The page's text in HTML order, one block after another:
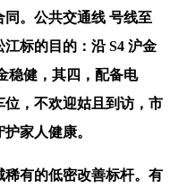
。公共交通线 号线至
标的目的：沿 S4 沪金
稳健，其四，配备电
，不欢迎姑且到访，市
家人健康。
有的低密改善标杆。有